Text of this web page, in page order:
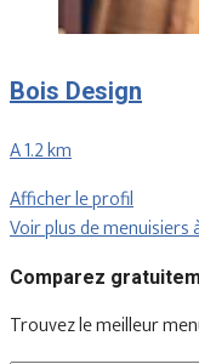
Bois Design
A 1.2 km
Afficher le profil
Voir plus de menuisiers
Comparez
Trouvez le meilleur